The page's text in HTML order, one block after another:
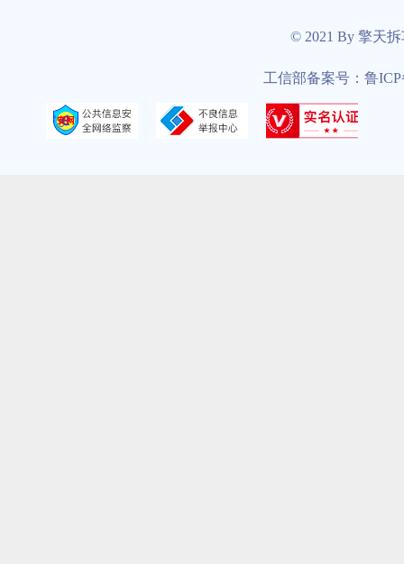
© 2021 By 擎天
工信部备案号：鲁